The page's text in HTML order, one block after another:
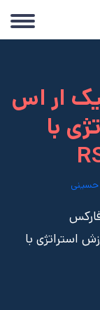
ار اس
با
استراتژی با